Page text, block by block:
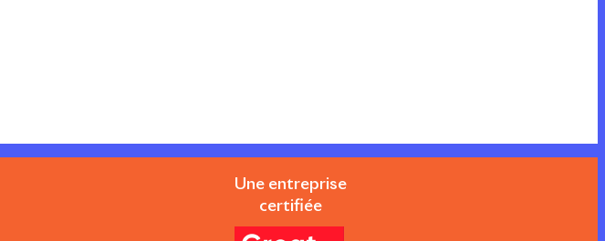
Une entreprise
certifiée